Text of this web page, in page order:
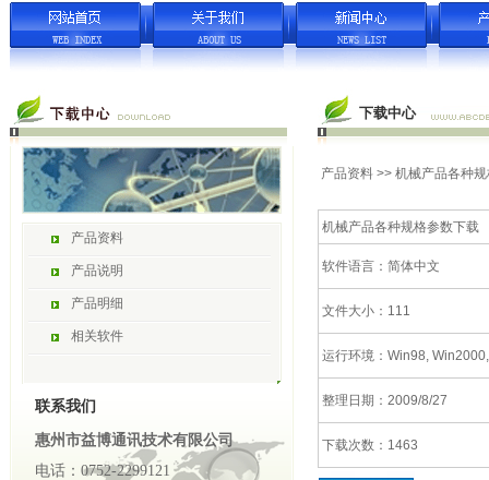
产品资料
产品说明
产品明细
相关软件
联系我们
惠州市益博通讯技术有限公司
电话：0752-2299121
下载中心
产品资料>> 机械产品各种规
机械产品各种规格参数下载
软件语言：简体中文
文件大小：111
运行环境：Win98,
整理日期：2009/8/27
下载次数：1463